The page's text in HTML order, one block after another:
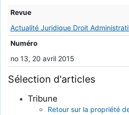
Revue
Actualité Juridique Droit
Numéro
no 13, 20 avril 2015
Sélection d'articles
Tribune
Retour sur la propriété